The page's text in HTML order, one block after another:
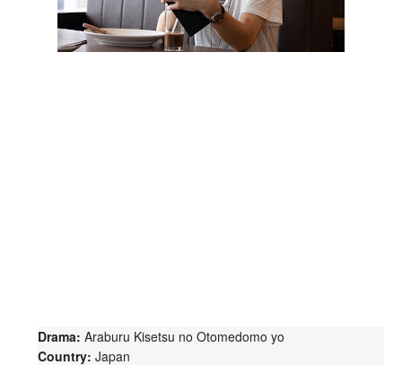
Drama: Araburu Kisetsu no Otomedomo yo
Country: Japan